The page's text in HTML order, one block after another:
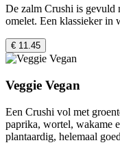
De zalm Crushi is gevuld
omelet. Een klassieker in
€ 11.45
Veggie Vegan
Een Crushi vol met
paprika, wortel, wakame
plantaardig, helemaal